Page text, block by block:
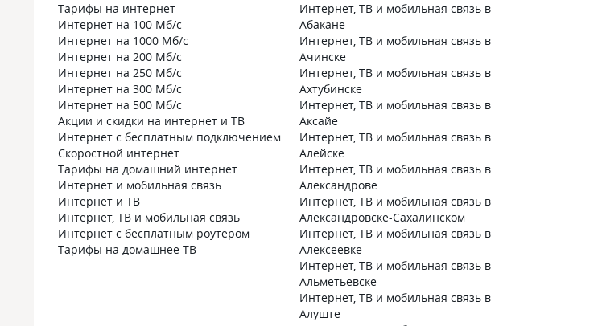
Тарифы на интернет
Интернет на 100 Мб/с
Интернет на 1000 Мб/с
Интернет на 200 Мб/с
Интернет на 250 Мб/с
Интернет на 300 Мб/с
Интернет на 500 Мб/с
Акции и скидки на интернет и ТВ
Интернет с бесплатным подключением
Скоростной интернет
Тарифы на домашний интернет
Интернет и мобильная связь
Интернет и ТВ
Интернет, ТВ и мобильная связь
Интернет с бесплатным роутером
Тарифы на домашнее ТВ
Интернет, ТВ и мобильная связь в
Абакане
Интернет, ТВ и мобильная связь в
Ачинске
Интернет, ТВ и мобильная связь в
Ахтубинске
Интернет, ТВ и мобильная связь в
Аксайе
Интернет, ТВ и мобильная связь в
Алейске
Интернет, ТВ и мобильная связь в
Александрове
Интернет, ТВ и мобильная связь в
Александровске-Сахалинском
Интернет, ТВ и мобильная связь в
Алексеевке
Интернет, ТВ и мобильная связь в
Альметьевске
Интернет, ТВ и мобильная связь в
Алуште